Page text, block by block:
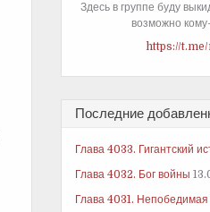
Здесь в группе буду
возможно
https://
Последние
Глава 4033. Гигантский
Глава 4032. Бог войны
Глава 4031. Непобедимая